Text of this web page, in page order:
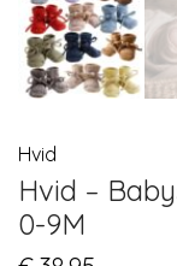
Hvid
Hvid –
0-9M